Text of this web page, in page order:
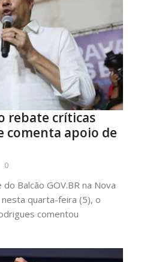
rebate críticas
comenta apoio de
0
Balcão GOV.BR na Nova
quarta-feira (5), o
comentou